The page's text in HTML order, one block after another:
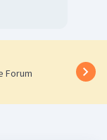
Forum